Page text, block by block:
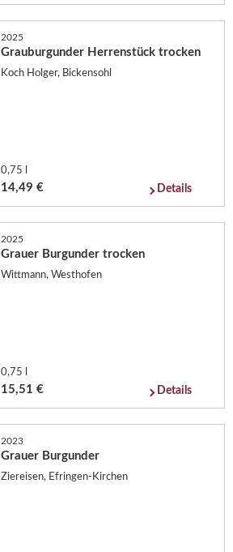
2025
Grauburgunder Herrenstück trocken
Koch Holger, Bickensohl
0,75 l
14,49 € Details
2025
Grauer Burgunder trocken
Wittmann, Westhofen
0,75 l
15,51 € Details
2023
Grauer Burgunder
Ziereisen, Efringen-Kirchen